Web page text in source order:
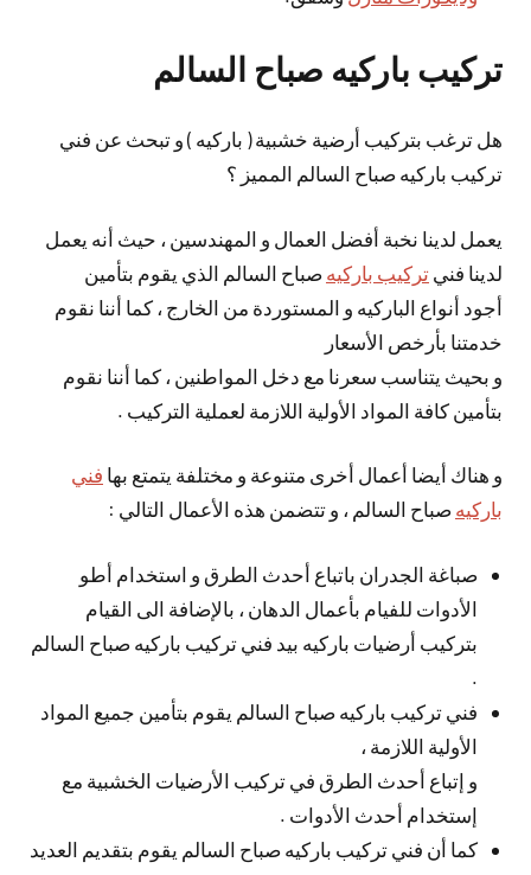
تركيب باركيه صباح السالم
هل ترغب بتركيب أرضية خشبية ( باركيه ) و تبحث عن فني
تركيب باركيه صباح السالم المميز ؟
يعمل لدينا نخبة أفضل العمال و المهندسين ، حيث أنه يعمل
لدينا فني تركيب باركيه صباح السالم الذي يقوم بتأمين
أجود أنواع الباركيه و المستوردة من الخارج ، كما أننا نقوم
خدمتنا بأرخص الأسعار
و بحيث يتناسب سعرنا مع دخل المواطنين ، كما أننا نقوم
بتأمين كافة المواد الأولية اللازمة لعملية التركيب .
و هناك أيضا أعمال أخرى متنوعة و مختلفة يتمتع بها فني
باركيه صباح السالم ، و تتضمن هذه الأعمال التالي :
صباغة الجدران باتباع أحدث الطرق و استخدام أطو
الأدوات للفيام بأعمال الدهان ، بالإضافة الى القيام
بتركيب أرضيات باركيه بيد فني تركيب باركيه صباح السالم
.
فني تركيب باركيه صباح السالم يقوم بتأمين جميع المواد
الأولية اللازمة ،
و إتباع أحدث الطرق في تركيب الأرضيات الخشبية مع
إستخدام أحدث الأدوات .
كما أن فني تركيب باركيه صباح السالم يقوم بتقديم العديد